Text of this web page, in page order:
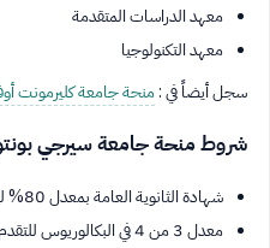
معهد الدراسات المتقدمة
معهد التكنولوجيا
سجل أيضاً في :منحة جامعة كليرمونت
شروط منحة جامعة سيرجي
شهادة الثانوية العامة بمعدل 80% للبكالوريوس
معدل 3 من 4 في البكالوريوس للتقدم للماجستير